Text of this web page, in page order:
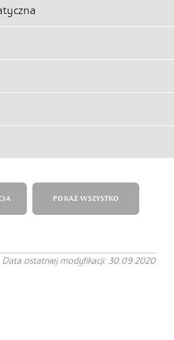
POKAŻ WSZYSTKO
Data ostatniej modyfikacji: 30.09.2020